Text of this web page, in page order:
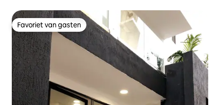
Favoriet van gasten
Favoriet van gasten